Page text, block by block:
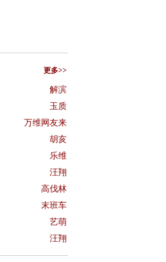
更多>>
解滨
玉质
万维网友来
胡亥
乐维
汪翔
高伐林
末班车
艺萌
汪翔